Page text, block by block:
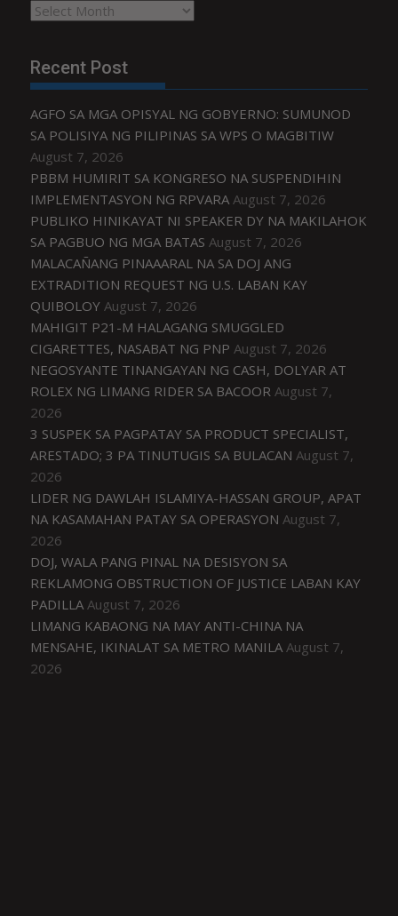
Archives
Recent Post
AGFO SA MGA OPISYAL NG GOBYERNO: SUMUNOD
SA POLISIYA NG PILIPINAS SA WPS O MAGBITIW
August 7, 2026
PBBM HUMIRIT SA KONGRESO NA SUSPENDIHIN
IMPLEMENTASYON NG RPVARA August 7, 2026
PUBLIKO HINIKAYAT NI SPEAKER DY NA MAKILAHOK
SA PAGBUO NG MGA BATAS August 7, 2026
MALACAÑANG PINAAARAL NA SA DOJ ANG
EXTRADITION REQUEST NG U.S. LABAN KAY
QUIBOLOY August 7, 2026
MAHIGIT P21-M HALAGANG SMUGGLED
CIGARETTES, NASABAT NG PNP August 7, 2026
NEGOSYANTE TINANGAYAN NG CASH, DOLYAR AT
ROLEX NG LIMANG RIDER SA BACOOR August 7,
2026
3 SUSPEK SA PAGPATAY SA PRODUCT SPECIALIST,
ARESTADO; 3 PA TINUTUGIS SA BULACAN August 7,
2026
LIDER NG DAWLAH ISLAMIYA-HASSAN GROUP, APAT
NA KASAMAHAN PATAY SA OPERASYON August 7,
2026
DOJ, WALA PANG PINAL NA DESISYON SA
REKLAMONG OBSTRUCTION OF JUSTICE LABAN KAY
PADILLA August 7, 2026
LIMANG KABAONG NA MAY ANTI-CHINA NA
MENSAHE, IKINALAT SA METRO MANILA August 7,
2026